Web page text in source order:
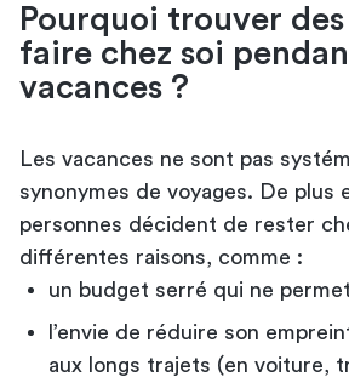
Pourquoi trouver
faire chez soi
vacances ?
Les vacances ne sont pas
synonymes de voyages. De plus
personnes décident de rester
différentes raisons, comme :
un budget serré qui ne
l’envie de réduire son
aux longs trajets (en voiture,